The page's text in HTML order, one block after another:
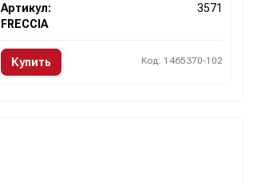
Артикул:
3571
FRECCIA
Купить Код: 1465370-102